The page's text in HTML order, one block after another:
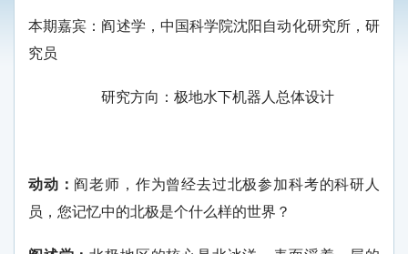
本期嘉宾：阎述学，中国科学院沈阳自动化研究所，研
究员
研究方向：极地水下机器人总体设计
动动： 阎老师，作为曾经去过北极参加科考的科研人
员，您记忆中的北极是个什么样的世界？